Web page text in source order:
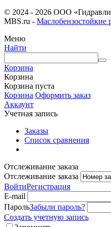
© 2024 - 2026 ООО
MBS.ru - Маслобензостойкие
Меню
Найти
Корзина
Корзина
Корзина пуста
Корзина Оформить заказ
Аккаунт
Учетная запись
Заказы
Список сравнения
Отслеживание заказа
Отслеживание заказа
ВойтиРегистрация
E-mail
ПарольЗабыли пароль?
Создать учетную запись